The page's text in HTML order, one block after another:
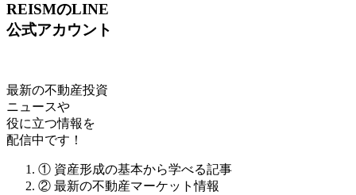
REISMのLINE
公式アカウント
最新の不動産投資
ニュースや
役に立つ情報を
配信中です！
① 資産形成の基本から学べる記事
② 最新の不動産マーケット情報